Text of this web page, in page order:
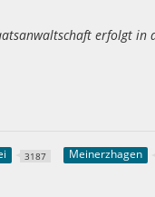
erfolgt
3187 Meinerzhagen